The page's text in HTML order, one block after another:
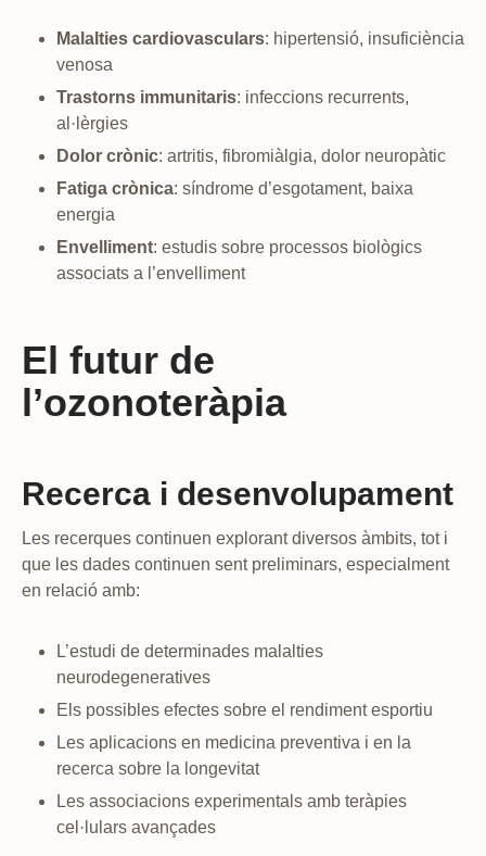
Malalties cardiovasculars: hipertensió, insuficiència
venosa
Trastorns immunitaris: infeccions recurrents,
al·lèrgies
Dolor crònic: artritis, fibromiàlgia, dolor neuropàtic
Fatiga crònica: síndrome d’esgotament, baixa
energia
Envelliment: estudis sobre processos biològics
associats a l’envelliment
El futur de
l’ozonoteràpia
Recerca i desenvolupament
Les recerques continuen explorant diversos àmbits, tot i
que les dades continuen sent preliminars, especialment
en relació amb:
L’estudi de determinades malalties
neurodegeneratives
Els possibles efectes sobre el rendiment esportiu
Les aplicacions en medicina preventiva i en la
recerca sobre la longevitat
Les associacions experimentals amb teràpies
cel·lulars avançades